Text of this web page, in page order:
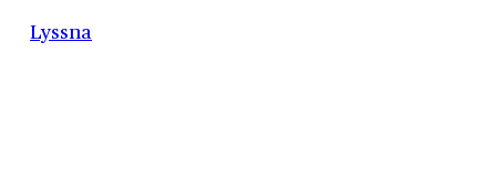
Lyssna